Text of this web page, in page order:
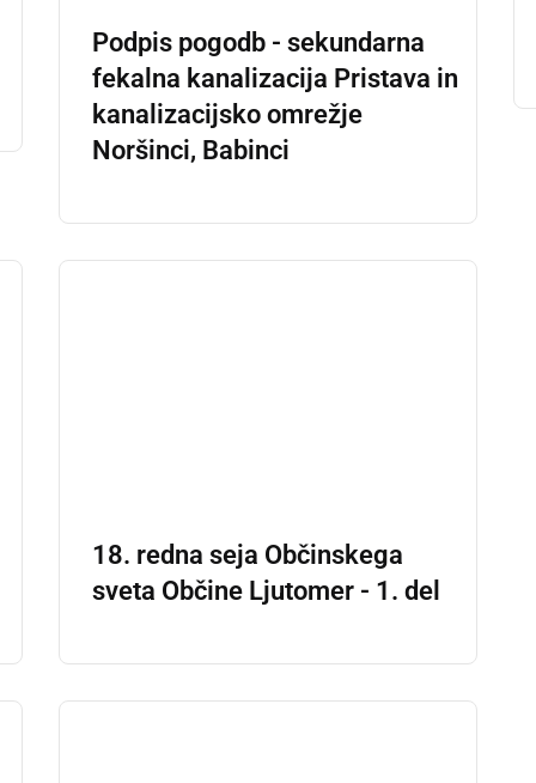
Podpis pogodb - sekundarna
fekalna kanalizacija Pristava in
kanalizacijsko omrežje
Noršinci, Babinci
18. redna seja Občinskega
sveta Občine Ljutomer - 1. del